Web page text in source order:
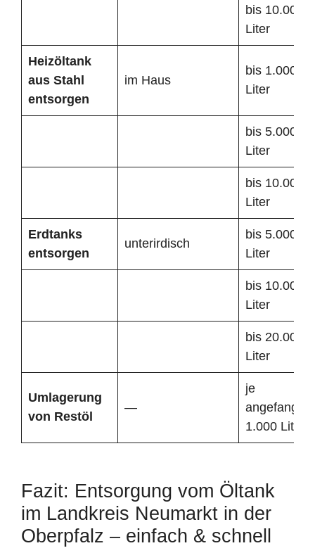
bis 10.000
Liter
Heizöltank
aus Stahl
entsorgen
im Haus
bis 1.000
Liter
bis 5.000
Liter
bis 10.000
Liter
Erdtanks
entsorgen
unterirdisch
bis 5.000
Liter
bis 10.000
Liter
bis 20.000
Liter
Umlagerung
von Restöl
—
je
1.000 Liter
Fazit: Entsorgung vom Öltank
im Landkreis Neumarkt in der
Oberpfalz – einfach & schnell